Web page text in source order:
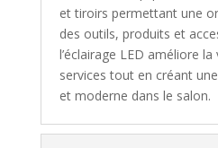
et tiroirs permettant une
des outils, produits et
l’éclairage LED améliore
services tout en créant
et moderne dans le salon.